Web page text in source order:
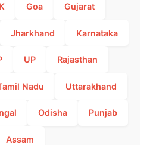
Goa Gujarat
Jharkhand Karnataka
UP Rajasthan
Nadu Uttarakhand
Odisha Punjab
Assam